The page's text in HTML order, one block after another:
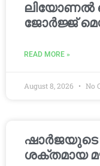
ലിയോണൽ
ജോർജ്ജ്
READ MORE »
August 8, 2026 No
ഷാർജയുടെ
ശക്തമായ